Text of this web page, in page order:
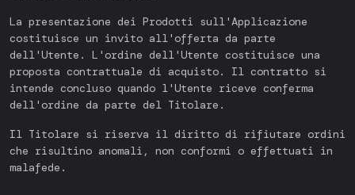
La presentazione dei Prodotti sull'Applicazione
costituisce un invito all'offerta da parte
dell'Utente. L'ordine dell'Utente costituisce una
proposta contrattuale di acquisto. Il contratto si
intende concluso quando l'Utente riceve conferma
dell'ordine da parte del Titolare.
Il Titolare si riserva il diritto di rifiutare ordini
che risultino anomali, non conformi o effettuati in
malafede.